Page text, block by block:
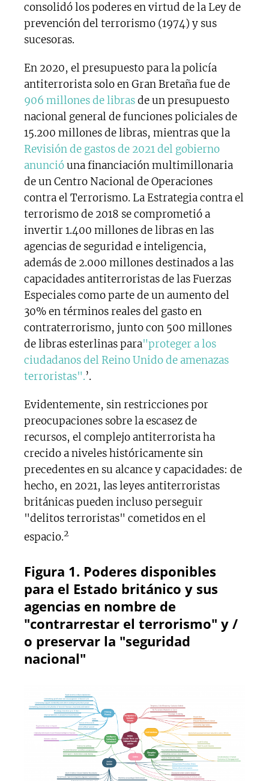
consolidó los poderes en virtud de la Ley de
prevención del terrorismo (1974) y sus
sucesoras.
En 2020, el presupuesto para la policía
antiterrorista solo en Gran Bretaña fue de
906 millones de librasde un presupuesto
nacional general de funciones policiales de
15.200 millones de libras, mientras que la
Revisión de gastos de 2021 del gobierno
anuncióuna financiación multimillonaria
de un Centro Nacional de Operaciones
contra el Terrorismo. La Estrategia contra el
terrorismo de 2018 se comprometió a
invertir 1.400 millones de libras en las
agencias de seguridad e inteligencia,
además de 2.000 millones destinados a las
capacidades antiterroristas de las Fuerzas
Especiales como parte de un aumento del
30% en términos reales del gasto en
contraterrorismo, junto con 500 millones
de libras esterlinas para"proteger a los
ciudadanos del Reino Unido de amenazas
terroristas".’.
Evidentemente, sin restricciones por
preocupaciones sobre la escasez de
recursos, el complejo antiterrorista ha
crecido a niveles históricamente sin
precedentes en su alcance y capacidades: de
hecho, en 2021, las leyes antiterroristas
británicas pueden incluso perseguir
"delitos terroristas" cometidos en el
espacio.2
Figura 1. Poderes disponibles
para el Estado británico y sus
agencias en nombre de
"contrarrestar el terrorismo" y /
o preservar la "seguridad
nacional"